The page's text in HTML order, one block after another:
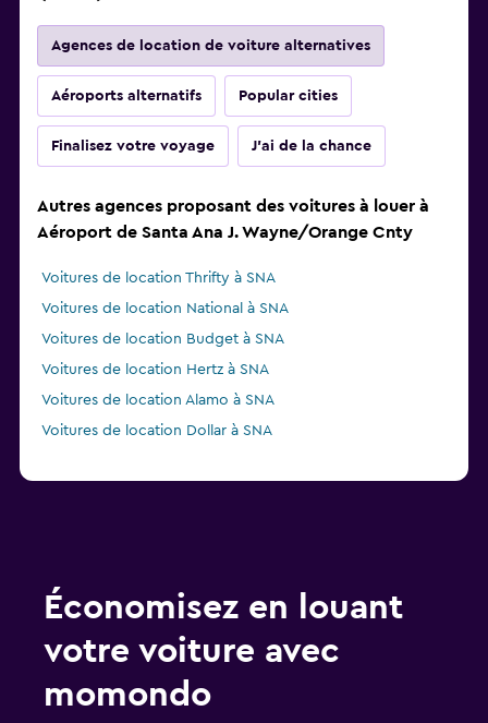
Agences de location de voiture alternatives
Aéroports alternatifs Popular cities
Finalisez votre voyage J'ai de la chance
Autres agences proposant des voitures à louer à
Aéroport de Santa Ana J. Wayne/Orange Cnty
Voitures de location Thrifty à SNA
Voitures de location National à SNA
Voitures de location Budget à SNA
Voitures de location Hertz à SNA
Voitures de location Alamo à SNA
Voitures de location Dollar à SNA
Économisez en louant
votre voiture avec
momondo